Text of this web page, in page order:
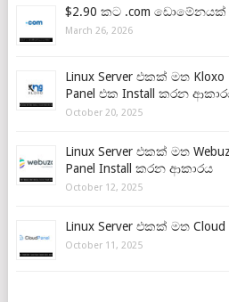
$2.90 කට .com ඩොමේනයක්
March 26, 2026
Linux Server එකක් මත Kloxo
Panel එක Install කරන
October 20, 2025
Linux Server එකක් මත
Panel Install කරන ආකාරය
October 12, 2025
Linux Server එකක් මත
October 11, 2025